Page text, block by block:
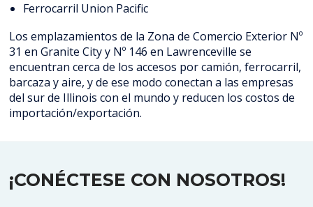
Ferrocarril Union Pacific
Los emplazamientos de la Zona de Comercio Exterior Nº
31 en Granite City y Nº 146 en Lawrenceville se
encuentran cerca de los accesos por camión, ferrocarril,
barcaza y aire, y de ese modo conectan a las empresas
del sur de Illinois con el mundo y reducen los costos de
importación/exportación.
¡CONÉCTESE CON NOSOTROS!